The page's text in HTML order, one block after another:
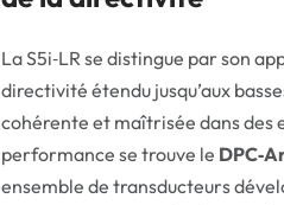
La S5i‑LR se distingue par son
directivité étendu jusqu’aux
cohérente et maîtrisée dans des
performance se trouve le
ensemble de transducteurs